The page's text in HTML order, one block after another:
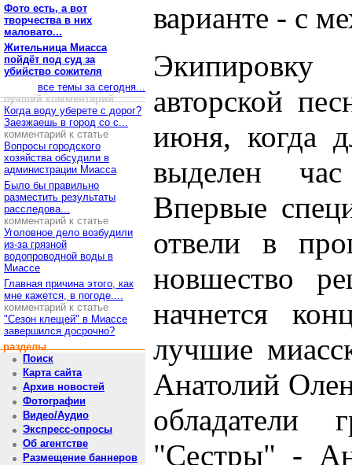
Фото есть, а вот
творчества в них
маловато...
Жительница Миасса
пойдёт под суд за
убийство сожителя
все темы за сегодня...
лучший комментарий
Когда воду уберете с дорог?
Заезжаешь в город со с...
комментарий к статье
Вопросы городского
хозяйства обсудили в
администрации Миасса
Было бы правильно
разместить результаты
расследова...
комментарий к статье
Уголовное дело возбудили
из-за грязной
водопроводной воды в
Миассе
Главная причина этого, как
мне кажется, в погоде....
комментарий к статье
"Сезон клещей" в Миассе
завершился досрочно?
разделы
Поиск
Карта сайта
Архив новостей
Фотографии
Видео/Аудио
Экспресс-опросы
Об агентстве
Размещение баннеров
варианте - с
Экипировку
авторской
июня, когда
выделен
Впервые
отвели в
новшество
начнется
лучшие
Анатолий
обладатели
"Сестры" -